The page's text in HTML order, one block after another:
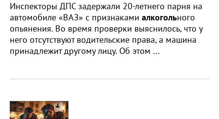
Инспекторы ДПС задержали 20-летнего парня на
автомобиле «ВАЗ» с признаками алкогольного
опьянения. Во время проверки выяснилось, что у
него отсутствуют водительские права, а машина
принадлежит другому лицу. Об этом ...